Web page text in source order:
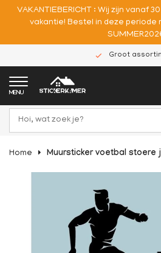
VAKANTIEBERICHT : Wij zijn vanaf
vakantie! Bestel in deze periode
Groot
MENU
Home Muursticker voetbal stoere